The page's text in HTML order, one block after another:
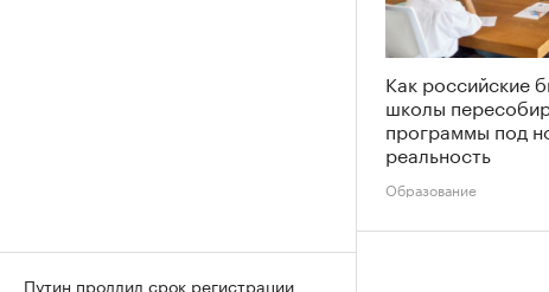
Как российские
школы
программы под
реальность
Образование
Путин продлил срок регистрации